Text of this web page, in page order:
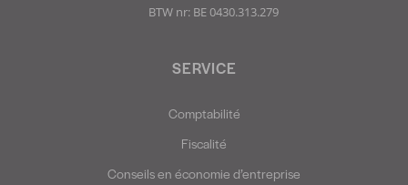
SERVICE
Comptabilité
Fiscalité
Conseils en économie d’entreprise
BTW nr: BE 0430.313.279